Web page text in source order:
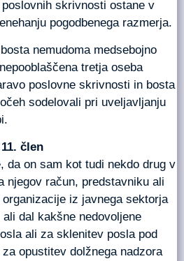
skrivnosti ostane v
pogodbenega razmerja.
nemudoma medsebojno
tretja oseba
poslovne skrivnosti in bosta
sodelovali pri uveljavljanju
člen
da on sam kot tudi nekdo drug v
njegov račun, predstavniku ali
iz javnega sektorja
dal kakšne nedovoljene
ali za sklenitev posla pod
opustitev dolžnega nadzora